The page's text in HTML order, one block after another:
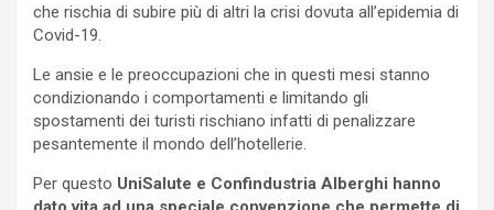
che rischia di subire più di altri la crisi dovuta all’epidemia di
Covid-19.
Le ansie e le preoccupazioni che in questi mesi stanno
condizionando i comportamenti e limitando gli
spostamenti dei turisti rischiano infatti di penalizzare
pesantemente il mondo dell’hotellerie.
Per questo UniSalute e Confindustria Alberghi hanno